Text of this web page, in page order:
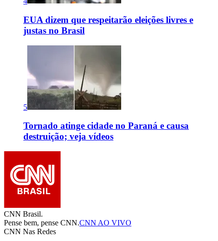
EUA dizem que respeitarão eleições livres e
justas no Brasil
5
Tornado atinge cidade no Paraná e causa
destruição; veja vídeos
CNN Brasil.
Pense bem, pense CNN.CNN AO VIVO
CNN Nas Redes